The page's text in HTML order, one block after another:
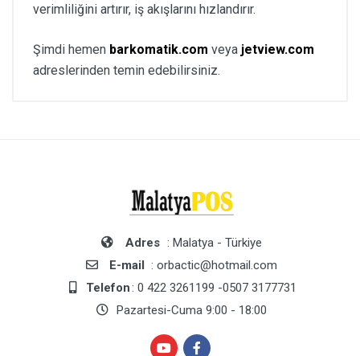
verimliliğini artırır, iş akışlarını hızlandırır.
Şimdi hemen barkomatik.com veya jetview.com
adreslerinden temin edebilirsiniz.
Adres : Malatya - Türkiye
E-mail : orbactic@hotmail.com
Telefon: 0 422 3261199 -0507 3177731
Pazartesi-Cuma 9:00 - 18:00